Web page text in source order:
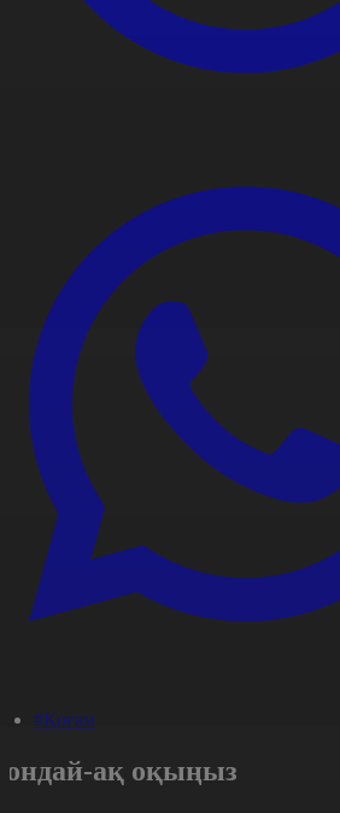
#Қоғам
ақ оқыңыз